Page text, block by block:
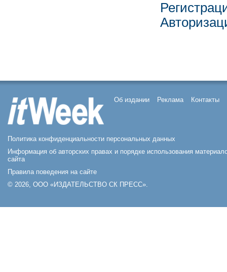
Об издании Реклама Контакты
Политика конфиденциальности персональных данных
Информация об авторских правах и порядке использования
сайта
Правила поведения на сайте
© 2026, ООО «ИЗДАТЕЛЬСТВО СК ПРЕСС».